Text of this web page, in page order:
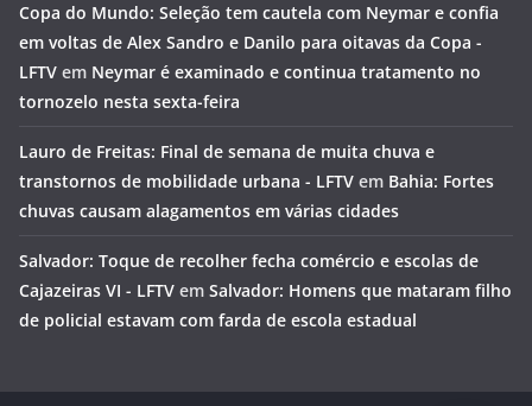
Copa do Mundo: Seleção tem cautela com Neymar e confia
em voltas de Alex Sandro e Danilo para oitavas da Copa -
LFTV em Neymar é examinado e continua tratamento no
tornozelo nesta sexta-feira
Lauro de Freitas: Final de semana de muita chuva e
transtornos de mobilidade urbana - LFTV em Bahia: Fortes
chuvas causam alagamentos em várias cidades
Salvador: Toque de recolher fecha comércio e escolas de
Cajazeiras VI - LFTV em Salvador: Homens que mataram filho
de policial estavam com farda de escola estadual